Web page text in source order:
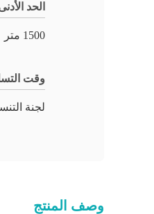
الحد
1500 متر
وقت
لجنة
وصف المنتج